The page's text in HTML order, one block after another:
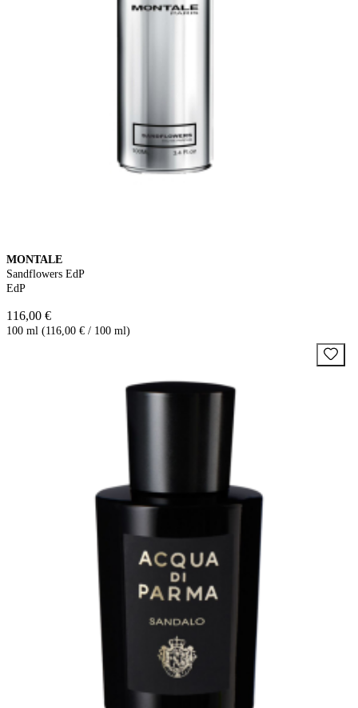
MONTALE
Sandflowers EdP
EdP
116,00 €
100 ml (116,00 € / 100 ml)